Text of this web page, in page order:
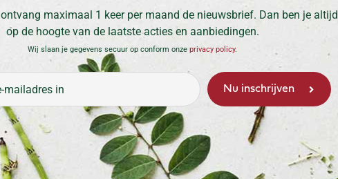
maximaal 1 keer per maand de nieuwsbrief. Dan ben je altijd
op de hoogte van de laatste acties en aanbiedingen.
Wij slaan je gegevens secuur op conform onze privacy policy.